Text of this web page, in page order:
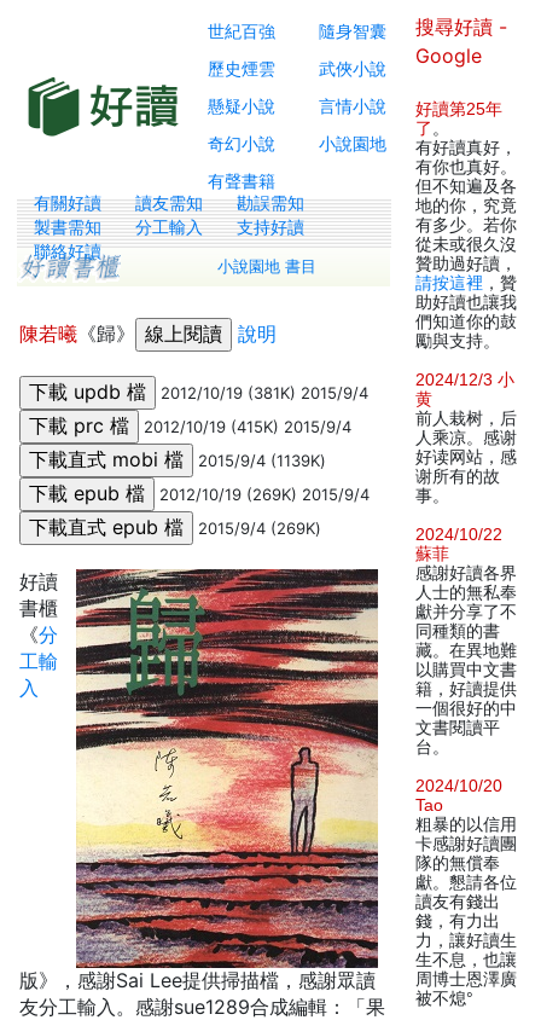
世紀百強
隨身智囊
歷史煙雲
武俠小說
懸疑小說
言情小說
奇幻小說
小說園地
有聲書籍
有關好讀 讀友需知
勘誤需知
製書需知
分工輸入
支持好讀
聯絡好讀
小說園地 書目
陳若曦 《歸》 說明
2012/10/19 (381K) 2015/9/4
2012/10/19 (415K) 2015/9/4
2015/9/4 (1139K)
2012/10/19 (269K) 2015/9/4
2015/9/4 (269K)
好讀
書櫃
《分
工輸
入
版》，感謝Sai Lee提供掃描檔，感謝眾讀
友分工輸入。感謝sue1289合成編輯：「果
搜尋好讀 -
Google
好讀第25年
了 。
有好讀真好，
有你也真好。
但不知遍及各
地的你，究竟
有多少。若你
從未或很久沒
贊助過好讀，
請按這裡 ，贊
助好讀也讓我
們知道你的鼓
勵與支持。
2024/12/3 小
黄
前人栽树，后
人乘凉。感谢
好读网站，感
谢所有的故
事。
2024/10/22
蘇菲
感謝好讀各界
人士的無私奉
獻并分享了不
同種類的書
藏。在異地難
以購買中文書
籍，好讀提供
一個很好的中
文書閱讀平
台。
2024/10/20
Tao
粗暴的以信用
卡感謝好讀團
隊的無償奉
獻。懇請各位
讀友有錢出
錢，有力出
力，讓好讀生
生不息，也讓
周博士恩澤廣
被不熄°